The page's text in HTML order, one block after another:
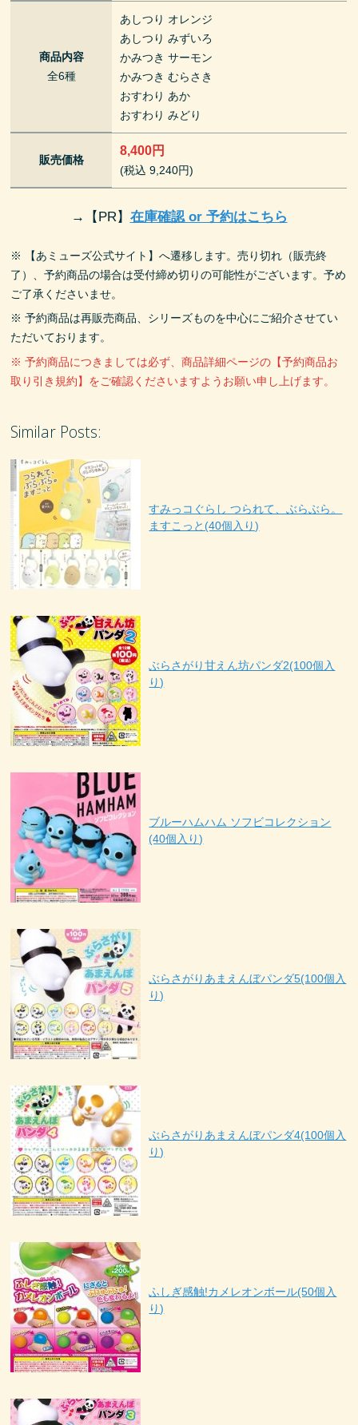
商品内容
全6種
あしつり オレンジ
あしつり みずいろ
かみつき サーモン
かみつき むらさき
おすわり あか
おすわり みどり
販売価格
8,400円
(税込 9,240円)
→ 【PR】 在庫確認 or 予約はこちら
※ 【あミューズ公式サイト】へ遷移します。売り切れ（販売終
了）、予約商品の場合は受付締め切りの可能性がございます。予め
ご了承くださいませ。
※ 予約商品は再販売商品、シリーズものを中心にご紹介させてい
ただいております。
※ 予約商品につきましては必ず、商品詳細ページの【予約商品お
取り引き規約】をご確認くださいますようお願い申し上げます。
Similar Posts:
すみっコぐらし つられて、ぶらぶら。
ますこっと(40個入り)
ぶらさがり甘えん坊パンダ2(100個入
り)
ブルーハムハム ソフビコレクション
(40個入り)
ぶらさがりあまえんぼパンダ5(100個入
り)
ぶらさがりあまえんぼパンダ4(100個入
り)
ふしぎ感触!カメレオンボール(50個入
り)